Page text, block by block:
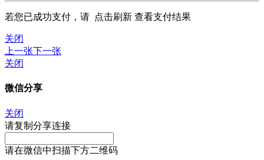
若您已成功支付，请 点击刷新 查看支付结果
关闭
上一张下一张
关闭
微信分享
关闭
请复制分享连接
请在微信中扫描下方二维码